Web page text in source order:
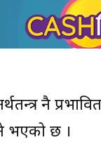
नै
भएको छ ।